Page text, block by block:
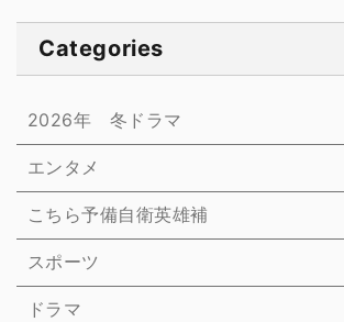
Categories
2026年 冬ドラマ
エンタメ
こちら予備自衛英雄補
スポーツ
ドラマ